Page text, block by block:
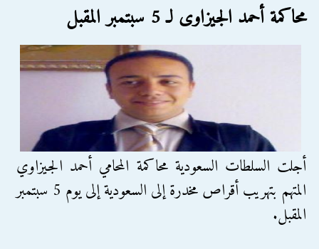
محاكمة أحمد الجيزاوى لـ 5 سبتمبر المقبل
أجلت السلطات السعودية محاكمة المحامي أحمد الجيزاوي
المتهم بتهريب أقراص مخدرة إلى السعودية إلى يوم 5 سبتمبر
المقبل.